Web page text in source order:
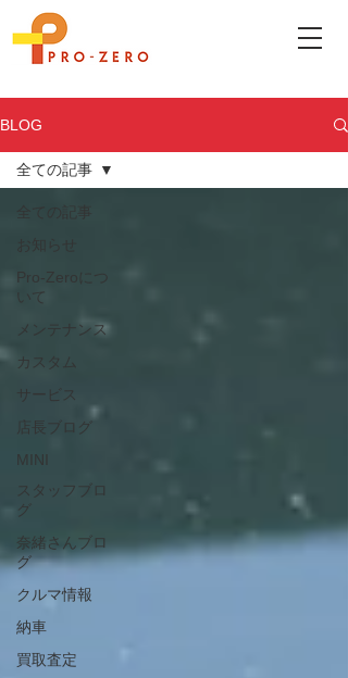
BLOG
Pro-Zeroにつ
いて
メンテナンス
カスタム
サービス
店長ブログ
MINI
スタッフブロ
グ
奈緒さんブロ
グ
クルマ情報
納車
買取査定
全ての記事